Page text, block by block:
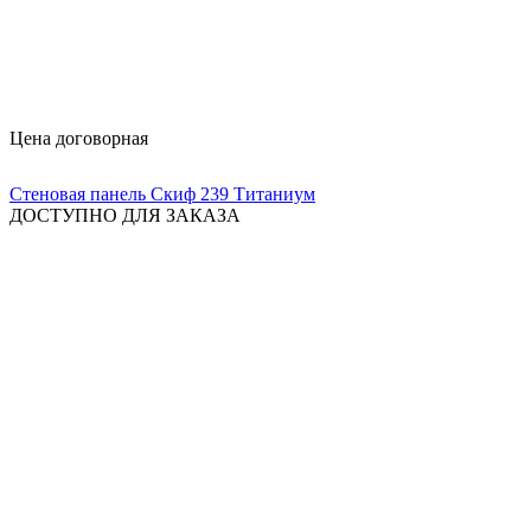
Цена договорная
Стеновая панель Скиф 239 Титаниум
ДОСТУПНО ДЛЯ ЗАКАЗА